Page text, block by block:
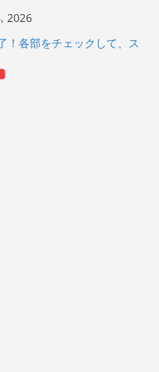
2026
各部をチェックして、ス